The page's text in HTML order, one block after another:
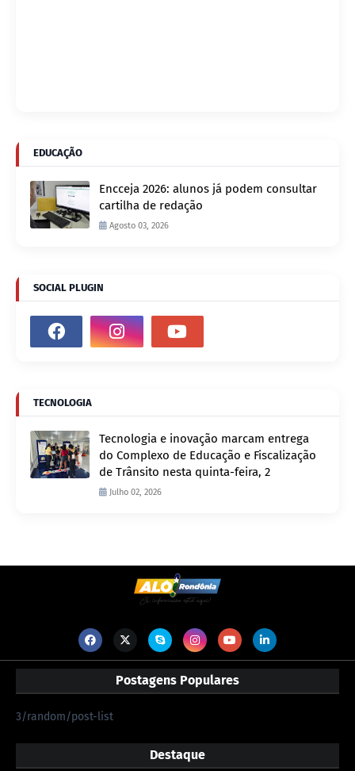
EDUCAÇÃO
Encceja 2026: alunos já podem consultar
cartilha de redação
Agosto 03, 2026
SOCIAL PLUGIN
TECNOLOGIA
Tecnologia e inovação marcam entrega
do Complexo de Educação e Fiscalização
de Trânsito nesta quinta-feira, 2
Julho 02, 2026
Postagens Populares
3/random/post-list
Destaque